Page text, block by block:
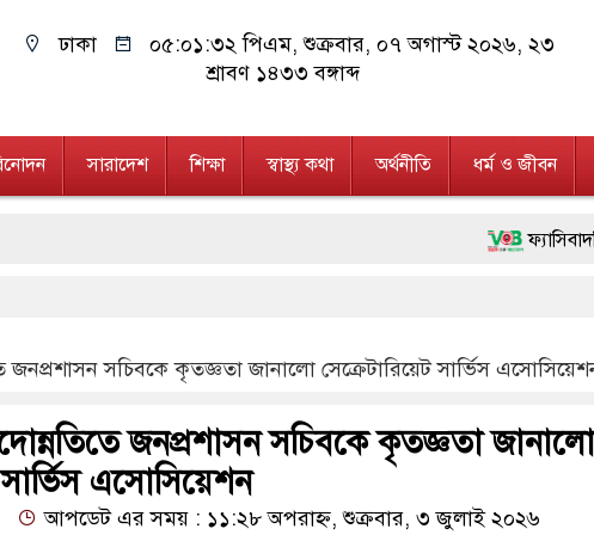
ঢাকা ০৫:০১:৩৩ পিএম, শুক্রবার, ০৭ অগাস্ট ২০২৬, ২৩
শ্রাবণ ১৪৩৩ বঙ্গাব্দ
সারাদেশ শিক্ষা স্বাস্থ্য কথা অর্থনীতি ধর্ম ও জীবন
ফ্যাসিবাদবিরোধী
জনগণ পরিবর্তন
২৮ লাখ টাকার জাল
নেতৃত্ব ও গণতন্ত্রের
অবৈধ বিদেশি পিস্তল,
জনপ্রশাসন সচিবকে কৃতজ্ঞতা জানালো সেক্রেটারিয়েট সার্ভিস
জনপ্রশাসন সচিবকে কৃতজ্ঞতা জানালো
সার্ভিস এসোসিয়েশন
আপডেট এর সময় : ১১:২৮ অপরাহ্ন, শুক্রবার, ৩ জুলাই ২০২৬